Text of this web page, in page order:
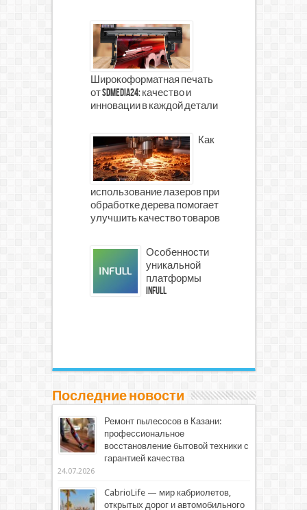
Широкоформатная печать
от SDMedia24: качество и
инновации в каждой детали
Как
использование лазеров при
обработке дерева помогает
улучшить качество товаров
Особенности
уникальной
платформы
INFULL
Последние новости
Ремонт пылесосов в Казани:
профессиональное
восстановление бытовой техники с
гарантией качества
24.07.2026
CabrioLife — мир кабриолетов,
открытых дорог и автомобильного